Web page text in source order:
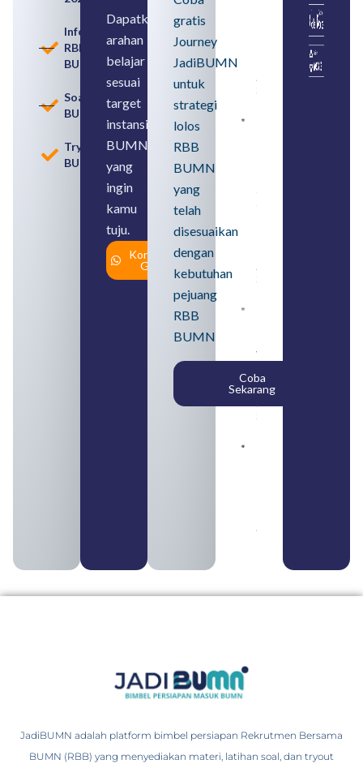
Informasi
RBB
BUMN
Soal
BUMN
Tryout
BUMN
Dapatkan
arahan
belajar
sesuai
target
instansi
BUMN
yang
ingin
kamu
tuju.
Konsultasi
Gratis
gratis
Journey
JadiBUMN
untuk
strategi
lolos
RBB
BUMN
yang
telah
disesuaikan
dengan
kebutuhan
pejuang
RBB
BUMN
Coba
Sekarang
Pengertian,
Perbedaan,
serta Jenis
August 6,
2026
SMA
Syarat,
August 5,
2026
yang
Tergabung
dalam
Himbara
August 4,
2026
August 3, 2026
JadiBUMN adalah platform bimbel persiapan Rekrutmen Bersama
BUMN (RBB) yang menyediakan materi, latihan soal, dan tryout